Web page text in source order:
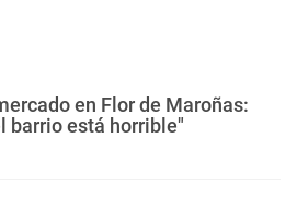
en Flor de Maroñas:
barrio está horrible"